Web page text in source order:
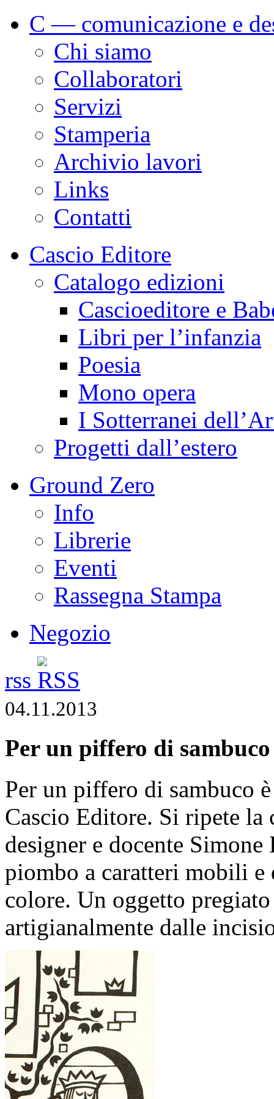
C — comunicazione e
Chi siamo
Collaboratori
Servizi
Stamperia
Archivio lavori
Links
Contatti
Cascio Editore
Catalogo edizioni
Cascioeditore e
Libri per l’infanzia
Poesia
Mono opera
I Sotterranei
Progetti dall’estero
Ground Zero
Info
Librerie
Eventi
Rassegna Stampa
Negozio
rss
04.11.2013
Per un piffero di sambuco
Per un piffero di sambuco
Cascio Editore. Si ripete
designer e docente
piombo a caratteri mobili
colore. Un oggetto
artigianalmente dalle